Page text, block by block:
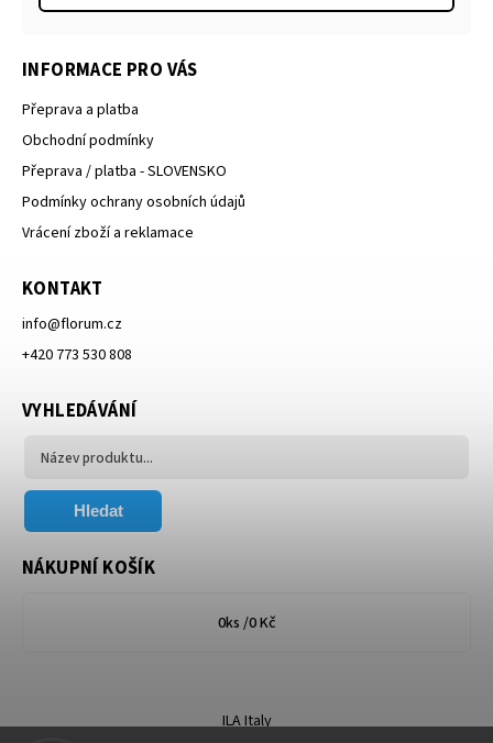
INFORMACE PRO VÁS
Přeprava a platba
Obchodní podmínky
Přeprava / platba - SLOVENSKO
Podmínky ochrany osobních údajů
Vrácení zboží a reklamace
KONTAKT
info@florum.cz
+420 773 530 808
VYHLEDÁVÁNÍ
Hledat
NÁKUPNÍ KOŠÍK
0ks /0 Kč
ILA Italy